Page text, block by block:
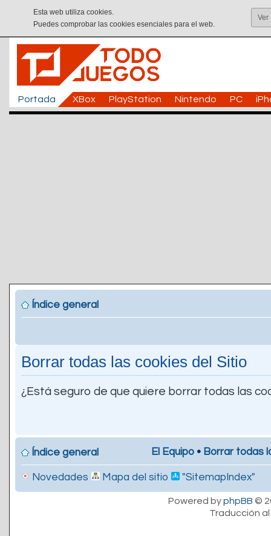
Esta web utiliza cookies.
Puedes comprobar las cookies esenciales para el web.
Ver
Portada XBox PlayStation Nintendo PC
Índice general
Borrar todas las cookies del Sitio
¿Está seguro de que quiere borrar todas las
Índice general El Equipo • Borrar todas
Novedades Mapa del sitio "SitemapIndex"
Powered byphpBB ©
Traducción